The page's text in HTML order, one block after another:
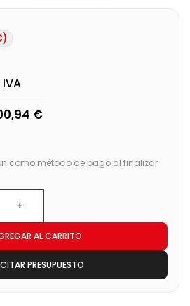
€
como método de pago al finalizar
AL CARRITO
PRESUPUESTO